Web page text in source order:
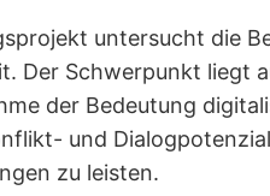
untersucht die
Der Schwerpunkt liegt
der Bedeutung
und
zu leisten.